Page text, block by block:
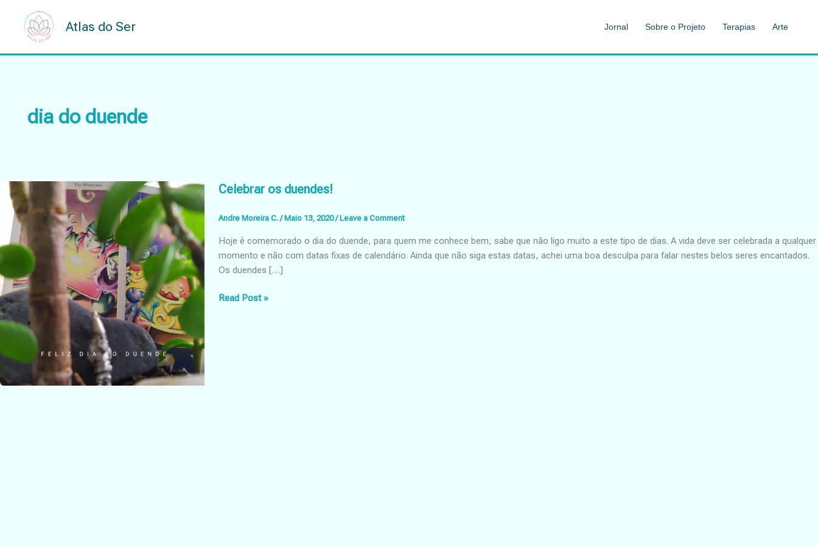
content
Atlas do Ser Jornal Sobre o Projeto Terapias Arte
dia do duende
Celebrar os duendes!
Andre Moreira C./ Maio 13, 2020/ Leave a Comment
Hoje é comemorado o dia do duende, para quem me conhece bem, sabe que não ligo muito a este tipo de dias. A vida deve ser celebrada a qualquer
momento e não com datas fixas de calendário. Ainda que não siga estas datas, achei uma boa desculpa para falar nestes belos seres encantados.
Os duendes […]
Celebrar
Read Post »